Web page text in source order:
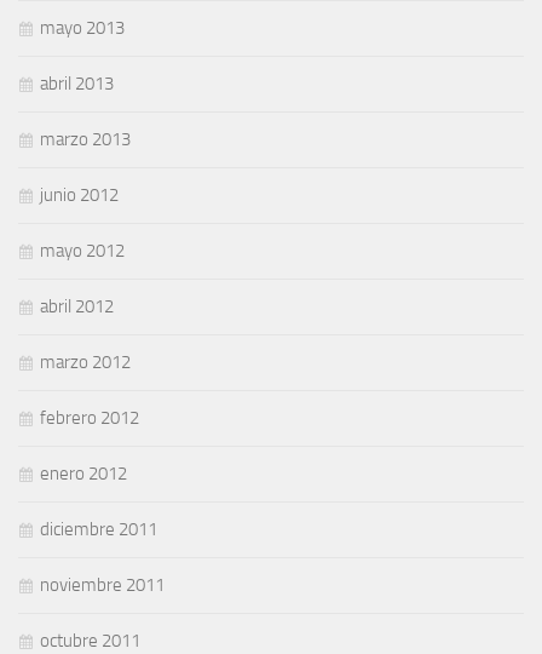
mayo 2013
abril 2013
marzo 2013
junio 2012
mayo 2012
abril 2012
marzo 2012
febrero 2012
enero 2012
diciembre 2011
noviembre 2011
octubre 2011